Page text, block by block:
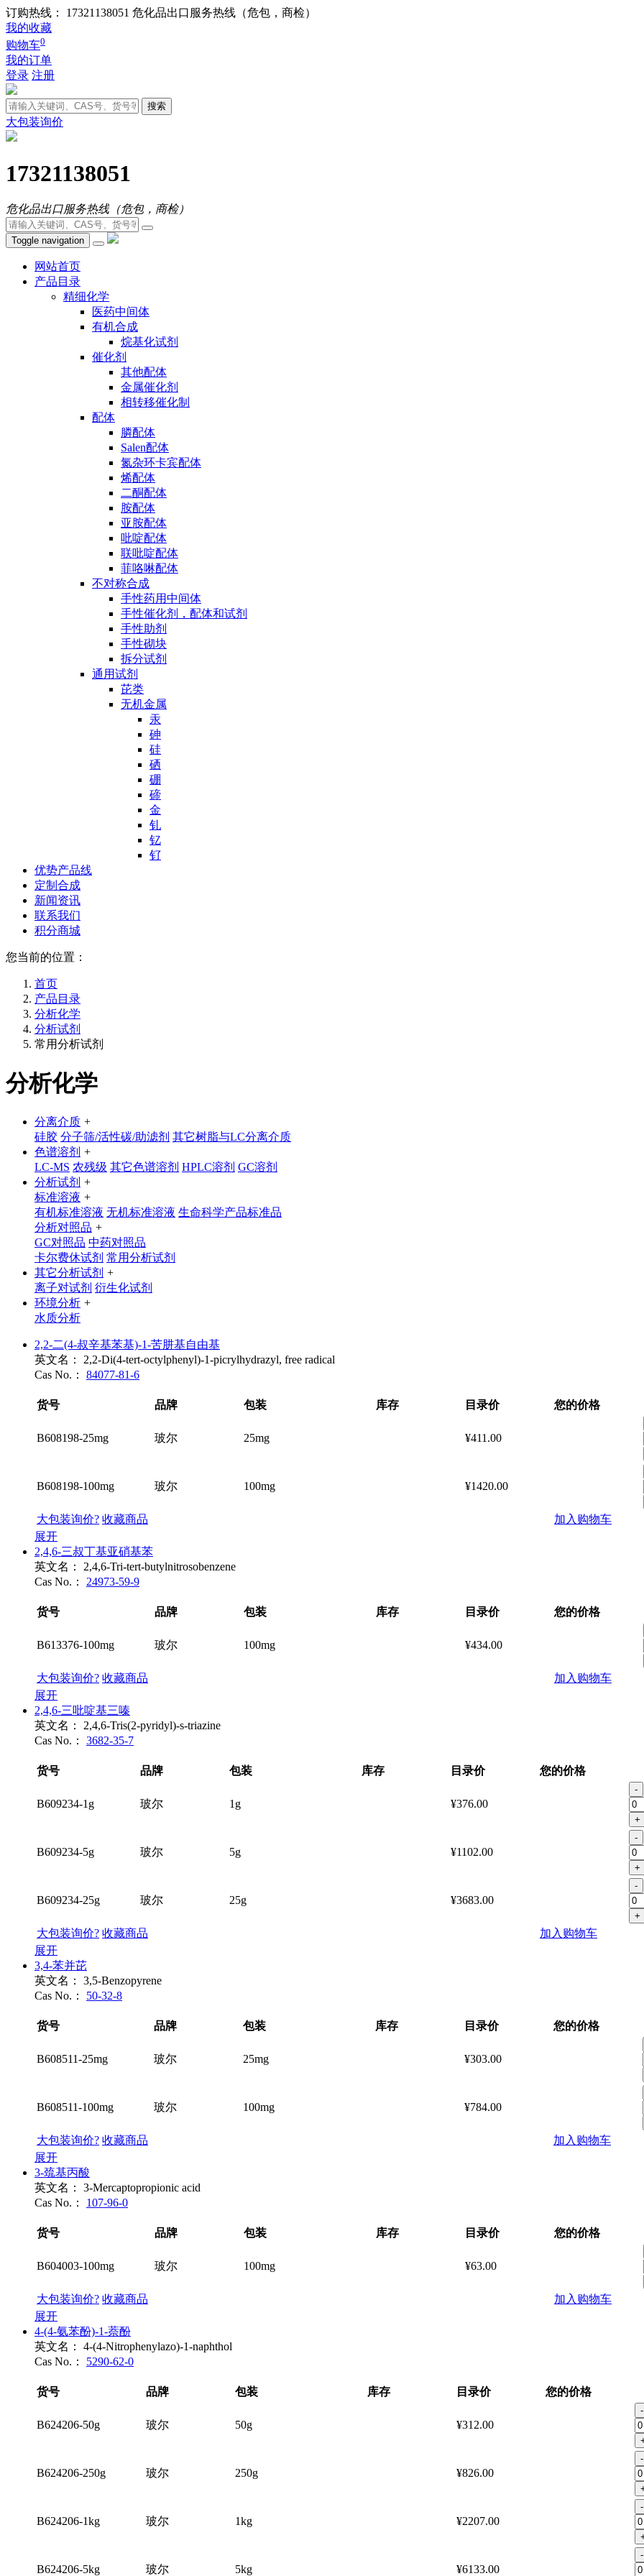
订购热线： 17321138051 危化品出口服务热线（危包，商检）
我的收藏
购物车0
我的订单
登录 注册
搜索
大包装询价
17321138051
危化品出口服务热线（危包，商检）
Toggle navigation
网站首页
产品目录
精细化学
医药中间体
有机合成
烷基化试剂
催化剂
其他配体
金属催化剂
相转移催化制
配体
膦配体
Salen配体
氮杂环卡宾配体
烯配体
二酮配体
胺配体
亚胺配体
吡啶配体
联吡啶配体
菲咯啉配体
不对称合成
手性药用中间体
手性催化剂，配体和试剂
手性助剂
手性砌块
拆分试剂
通用试剂
芘类
无机金属
汞
砷
硅
硒
硼
碲
金
钆
钇
钌
优势产品线
定制合成
新闻资讯
联系我们
积分商城
您当前的位置：
首页
产品目录
分析化学
分析试剂
常用分析试剂
分析化学
分离介质 +
硅胶 分子筛/活性碳/助滤剂 其它树脂与LC分离介质
色谱溶剂 +
LC-MS 农残级 其它色谱溶剂 HPLC溶剂 GC溶剂
分析试剂 +
标准溶液 +
有机标准溶液 无机标准溶液 生命科学产品标准品
分析对照品 +
GC对照品 中药对照品
卡尔费休试剂 常用分析试剂
其它分析试剂 +
离子对试剂 衍生化试剂
环境分析 +
水质分析
2,2-二(4-叔辛基苯基)-1-苦肼基自由基
英文名：
2,2-Di(4-tert-octylphenyl)-1-picrylhydrazyl, free radical
Cas No.：
84077-81-6
货号 品牌 包装 库存 目录价 您的价格
B608198-25mg 玻尔 25mg ¥411.00
B608198-100mg 玻尔 100mg ¥1420.00
大包装询价? 收藏商品
加入购物车
展开
2,4,6-三叔丁基亚硝基苯
英文名：
2,4,6-Tri-tert-butylnitrosobenzene
Cas No.：
24973-59-9
货号 品牌 包装 库存 目录价 您的价格
B613376-100mg 玻尔 100mg ¥434.00
大包装询价? 收藏商品
加入购物车
展开
2,4,6-三吡啶基三嗪
英文名：
2,4,6-Tris(2-pyridyl)-s-triazine
Cas No.：
3682-35-7
货号 品牌 包装 库存 目录价 您的价格
B609234-1g 玻尔 1g ¥376.00
-
+
B609234-5g 玻尔 5g ¥1102.00
-
+
B609234-25g 玻尔 25g ¥3683.00
-
+
大包装询价? 收藏商品
加入购物车
展开
3,4-苯并芘
英文名：
3,5-Benzopyrene
Cas No.：
50-32-8
货号 品牌 包装 库存 目录价 您的价格
B608511-25mg 玻尔 25mg ¥303.00
B608511-100mg 玻尔 100mg ¥784.00
大包装询价? 收藏商品
加入购物车
展开
3-巯基丙酸
英文名：
3-Mercaptopropionic acid
Cas No.：
107-96-0
货号 品牌 包装 库存 目录价 您的价格
B604003-100mg 玻尔 100mg ¥63.00
大包装询价? 收藏商品
加入购物车
展开
4-(4-氨苯酚)-1-萘酚
英文名：
4-(4-Nitrophenylazo)-1-naphthol
Cas No.：
5290-62-0
货号 品牌 包装 库存 目录价 您的价格
B624206-50g 玻尔 50g ¥312.00
-
B624206-250g 玻尔 250g ¥826.00
-
B624206-1kg 玻尔 1kg ¥2207.00
-
B624206-5kg 玻尔 5kg ¥6133.00
-